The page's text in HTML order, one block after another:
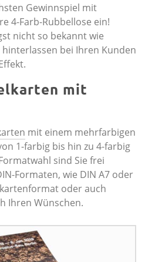
Gewinnspiel mit
4-Farb-Rubbellose ein!
nicht so bekannt wie
bei Ihren Kunden
mit
mit einem mehrfarbigen
1-farbig bis hin zu 4-farbig
sind Sie frei
Formaten, wie DIN A7 oder
oder auch
Ihren Wünschen.